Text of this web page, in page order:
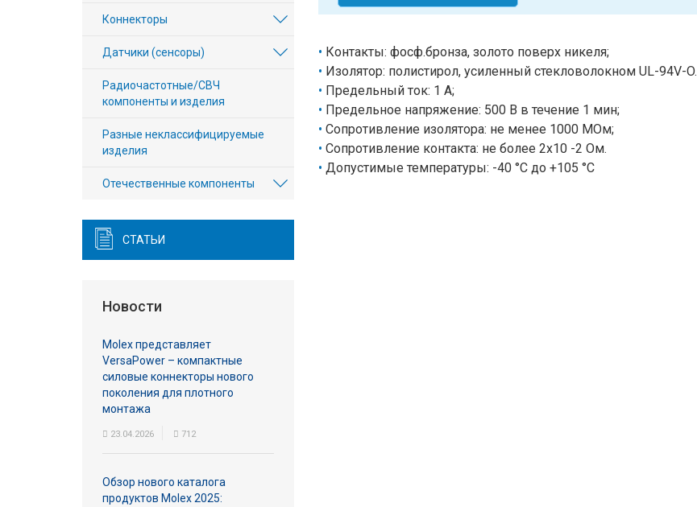
Доставка
поддержка
Контакты: фосф.бронза, золото поверх никеля;
Изолятор: полистирол, усиленный стекловолокном UL-94V-O.
Предельный ток: 1 А;
Предельное напряжение: 500 В в течение 1 мин;
Сопротивление изолятора: не менее 1000 МОм;
Сопротивление контакта: не более 2х10 -2 Ом.
Допустимые температуры: -40 °C до +105 °C
Коннекторы
Датчики (сенсоры)
Радиочастотные/СВЧ
компоненты и изделия
Разные неклассифицируемые
изделия
Отечественные компоненты
СТАТЬИ
Новости
Molex представляет
VersaPower – компактные
силовые коннекторы нового
поколения для плотного
монтажа
23.04.2026 712
Обзор нового каталога
продуктов Molex 2025: